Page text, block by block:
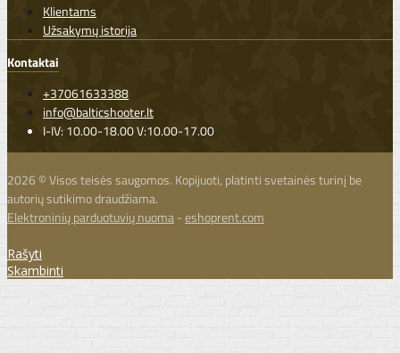
Klientams
Užsakymų istorija
Kontaktai
+37061633388
info@balticshooter.lt
I-IV: 10.00-18.00 V:10.00-17.00
2026 © Visos teisės saugomos. Kopijuoti, platinti svetainės turinį be
autorių sutikimo draudžiama.
Elektroninių parduotuvių nuoma-eshoprent.com
Rašyti
Skambinti